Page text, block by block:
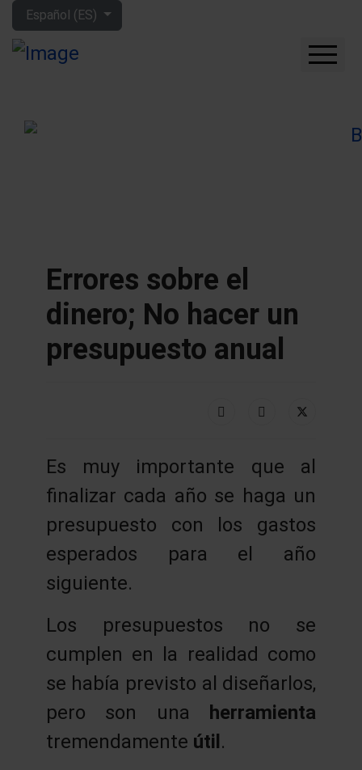
Seleccione su idioma
Español (ES)
APRENDE MÁS
Errores sobre el
dinero; No hacer un
presupuesto anual
Es muy importante que al
finalizar cada año se haga un
presupuesto con los gastos
esperados para el año
siguiente.
Los presupuestos no se
cumplen en la realidad como
se había previsto al diseñarlos,
pero son una herramienta
tremendamente útil.